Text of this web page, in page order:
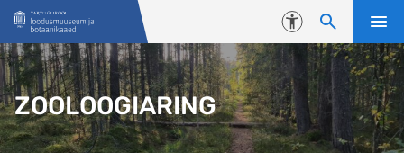
Liigu edasi põhisisu juurde
Juurdepääsetavus
ZOOLOOGIARING